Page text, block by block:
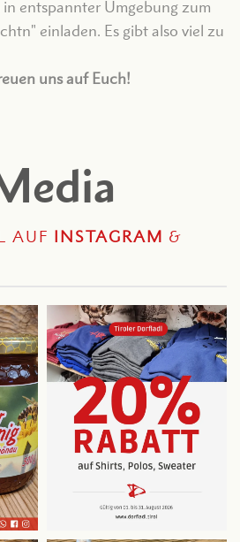
in entspannter Umgebung zum
einladen. Es gibt also viel zu
uns auf Euch!
AUF INSTAGRAM &